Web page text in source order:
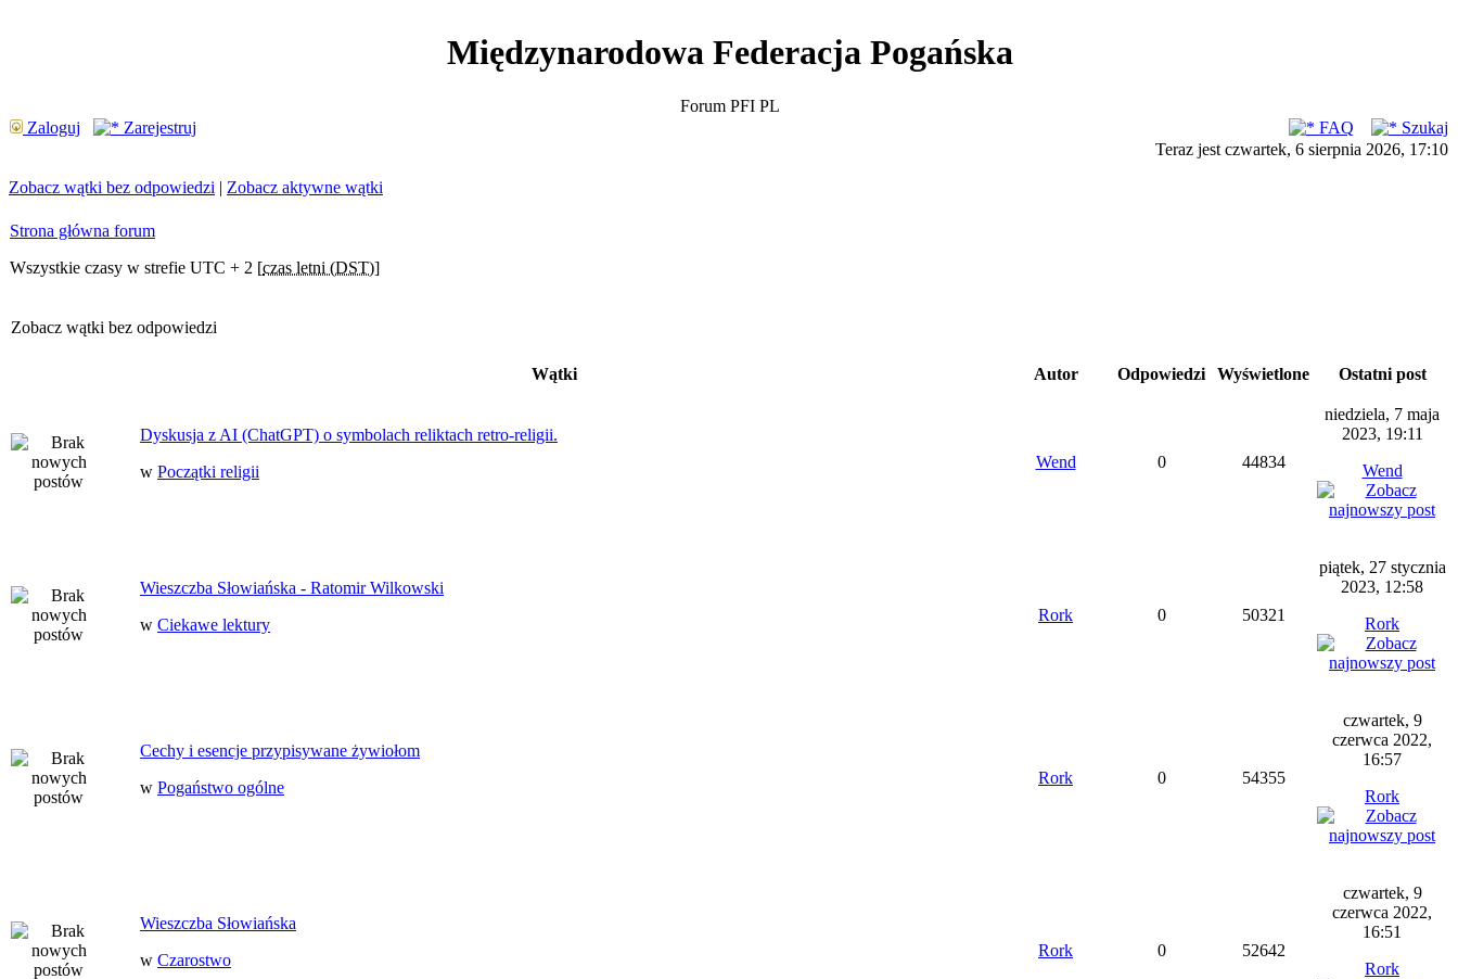
Międzynarodowa Federacja Pogańska
Forum PFI PL
Zaloguj
Zarejestruj FAQ
Szukaj
Teraz jest czwartek, 6 sierpnia 2026, 17:10
Zobacz wątki bez odpowiedzi | Zobacz aktywne wątki
Strona główna forum
Wszystkie czasy w strefie UTC + 2 [czas letni (DST)]
Zobacz wątki bez odpowiedzi
Wątki Autor Odpowiedzi Wyświetlone Ostatni post
Dyskusja z AI (ChatGPT) o symbolach reliktach retro-religii.
w Początki religii
Wend 0 44834
niedziela, 7 maja
2023, 19:11
Wend
Wieszczba Słowiańska - Ratomir Wilkowski
w Ciekawe lektury
Rork 0 50321
piątek, 27 stycznia
2023, 12:58
Rork
Cechy i esencje przypisywane żywiołom
w Pogaństwo ogólne
Rork 0 54355
czwartek, 9
czerwca 2022,
16:57
Rork
Wieszczba Słowiańska
w Czarostwo
Rork 0 52642
czwartek, 9
czerwca 2022,
16:51
Rork